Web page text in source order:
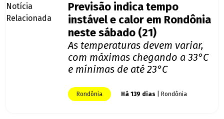
Previsão indica tempo
instável e calor em Rondônia
neste sábado (21)
As temperaturas devem variar,
com máximas chegando a 33°C
e mínimas de até 23°C
Rondônia Há 139 dias | Rondônia